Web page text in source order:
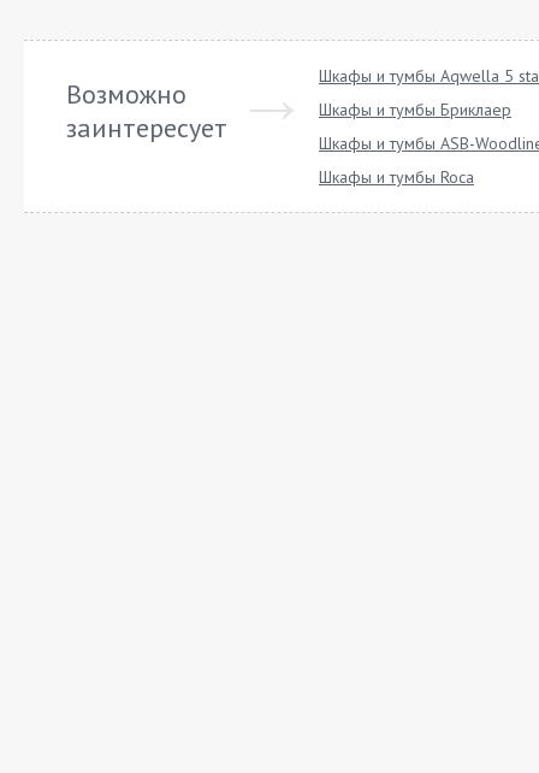
Возможно
заинтересует
Шкафы и тумбы Aqwella 5
Шкафы и тумбы Бриклаер
Шкафы и тумбы ASB-
Шкафы и тумбы Roca